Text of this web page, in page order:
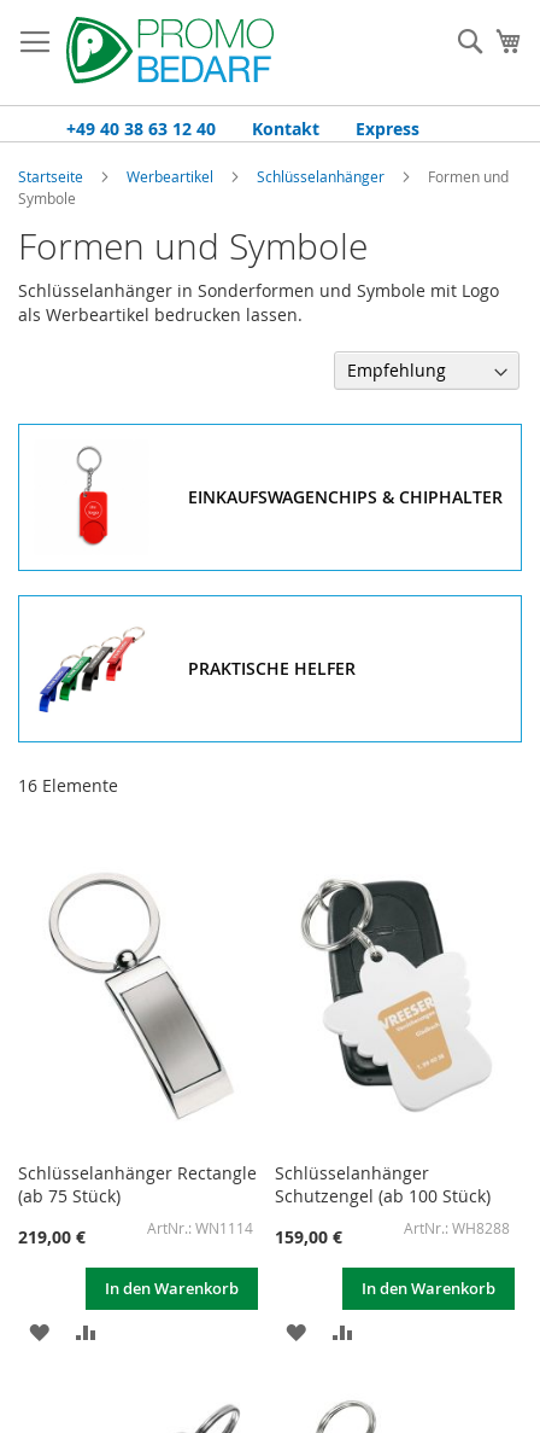
Inhalt
springen
+49 40 38 63 12 40 Kontakt Express
Startseite Werbeartikel Schlüsselanhänger
Formen und
Symbole
Formen und Symbole
Schlüsselanhänger in Sonderformen und Symbole mit Logo
als Werbeartikel bedrucken lassen.
EINKAUFSWAGENCHIPS & CHIPHALTER
PRAKTISCHE HELFER
16 Elemente
Schlüsselanhänger Rectangle
(ab 75 Stück)
219,00 €
WN1114
In den Warenkorb
ZUR
HINZUFÜGEN
Schlüsselanhänger
Schutzengel (ab 100 Stück)
159,00 €
WH8288
In den Warenkorb
ZUR
HINZUFÜGEN
HINZUFÜGEN